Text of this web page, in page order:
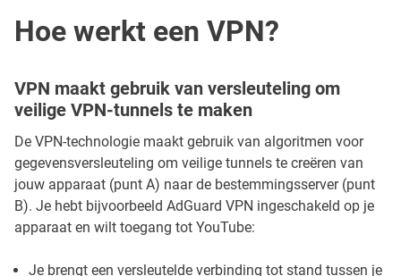
Hoe werkt een VPN?
VPN maakt gebruik van versleuteling om
veilige VPN-tunnels te maken
De VPN-technologie maakt gebruik van algoritmen voor
gegevensversleuteling om veilige tunnels te creëren van
jouw apparaat (punt A) naar de bestemmingsserver (punt
B). Je hebt bijvoorbeeld AdGuard VPN ingeschakeld op je
apparaat en wilt toegang tot YouTube:
Je brengt een versleutelde verbinding tot stand tussen je